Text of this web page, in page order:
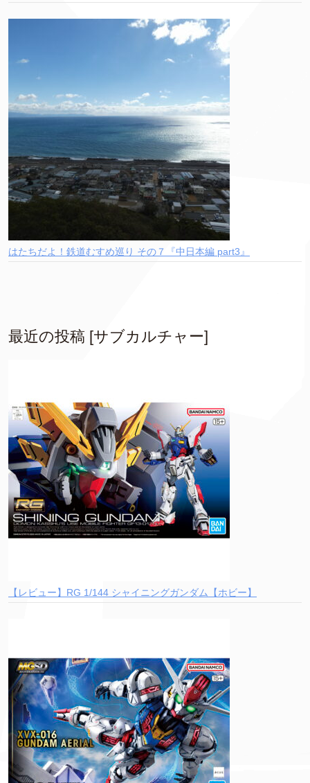
はたちだよ！鉄道むすめ巡り その７『中日本編 part3』
最近の投稿 [サブカルチャー]
【レビュー】RG 1/144 シャイニングガンダム【ホビー】